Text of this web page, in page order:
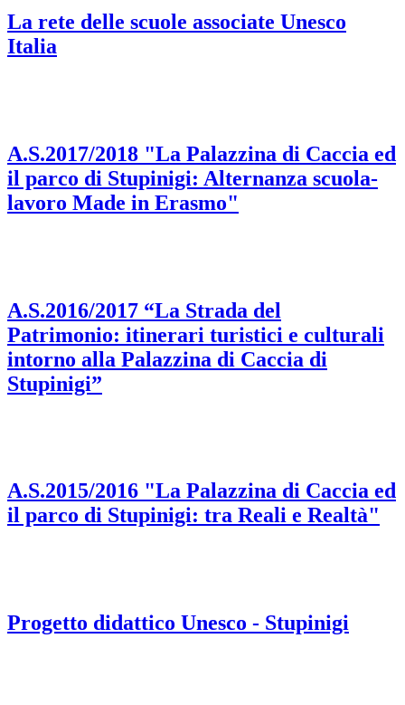
La rete delle scuole associate Unesco
Italia
A.S.2017/2018 "La Palazzina di Caccia ed
il parco di Stupinigi: Alternanza scuola-
lavoro Made in Erasmo"
A.S.2016/2017 “La Strada del
Patrimonio: itinerari turistici e culturali
intorno alla Palazzina di Caccia di
Stupinigi”
A.S.2015/2016 "La Palazzina di Caccia ed
il parco di Stupinigi: tra Reali e Realtà"
Progetto didattico Unesco - Stupinigi